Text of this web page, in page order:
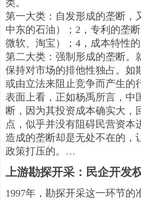
类。
第一大类：自发形成的垄断，
中东的石油）；2，专利的垄
微软、淘宝）；4，成本特性
第二大类：强制形成的垄断。
保持对市场的排他性独占。如
或由立法来阻止竞争而产生的
表面上看，正如杨禹所言，中
断，因为其投资成本确实大
点，似乎并没有阻碍民营资
造成的垄断却是无处不在的，
政策打压的。…
上游勘探开采：民企开发
1997年，勘探开采这一环节